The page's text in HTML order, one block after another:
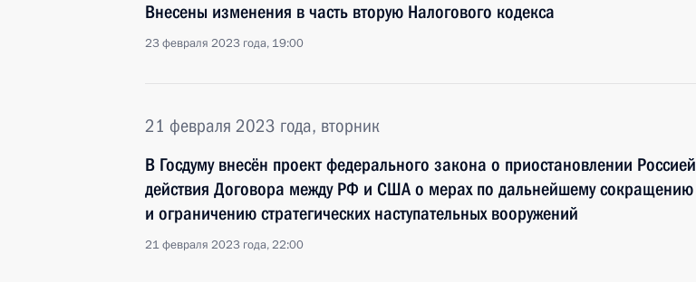
Внесены изменения в часть вторую Налогового кодекса
23 февраля 2023 года, 19:00
21 февраля 2023 года, вторник
В Госдуму внесён проект федерального закона о приостановлении Россией
действия Договора между РФ и США о мерах по дальнейшему сокращению
и ограничению стратегических наступательных вооружений
21 февраля 2023 года, 22:00